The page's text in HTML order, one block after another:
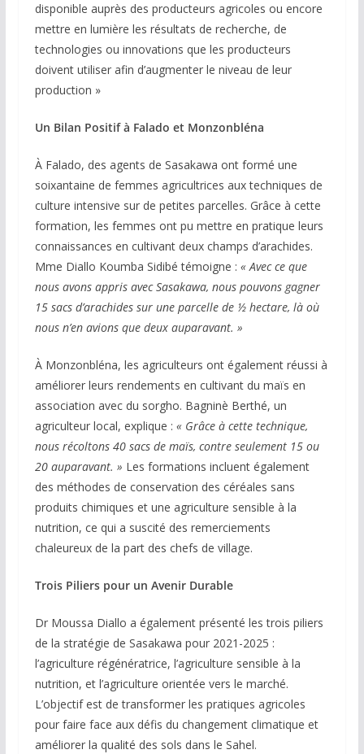
disponible auprès des producteurs agricoles ou encore
mettre en lumière les résultats de recherche, de
technologies ou innovations que les producteurs
doivent utiliser afin d’augmenter le niveau de leur
production »
Un Bilan Positif à Falado et Monzonbléna
À Falado, des agents de Sasakawa ont formé une
soixantaine de femmes agricultrices aux techniques de
culture intensive sur de petites parcelles. Grâce à cette
formation, les femmes ont pu mettre en pratique leurs
connaissances en cultivant deux champs d’arachides.
Mme Diallo Koumba Sidibé témoigne : « Avec ce que
nous avons appris avec Sasakawa, nous pouvons gagner
15 sacs d’arachides sur une parcelle de ½ hectare, là où
nous n’en avions que deux auparavant. »
À Monzonbléna, les agriculteurs ont également réussi à
améliorer leurs rendements en cultivant du maïs en
association avec du sorgho. Bagninè Berthé, un
agriculteur local, explique : « Grâce à cette technique,
nous récoltons 40 sacs de maïs, contre seulement 15 ou
20 auparavant. » Les formations incluent également
des méthodes de conservation des céréales sans
produits chimiques et une agriculture sensible à la
nutrition, ce qui a suscité des remerciements
chaleureux de la part des chefs de village.
Trois Piliers pour un Avenir Durable
Dr Moussa Diallo a également présenté les trois piliers
de la stratégie de Sasakawa pour 2021-2025 :
l’agriculture régénératrice, l’agriculture sensible à la
nutrition, et l’agriculture orientée vers le marché.
L’objectif est de transformer les pratiques agricoles
pour faire face aux défis du changement climatique et
améliorer la qualité des sols dans le Sahel.